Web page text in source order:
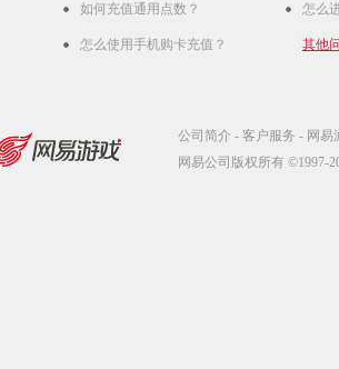
如何充值通用点数？ 怎么
怎么使用手机购卡充值？ 其他
公司简介 - 客户服务 - 网易
网易公司版权所有 ©1997-